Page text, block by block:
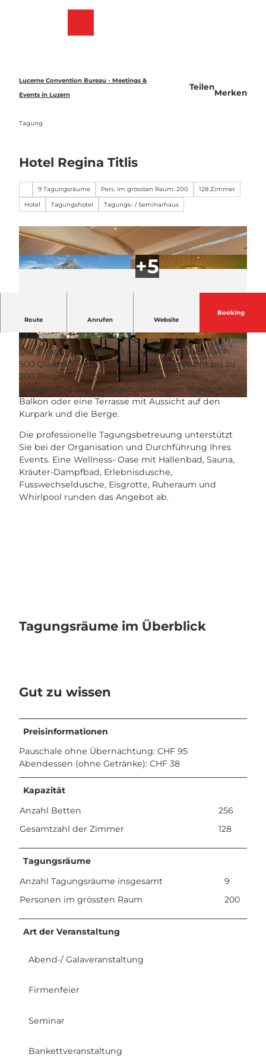
Lucerne Convention Bureau - Meetings &
Events in Luzern
Tagung
Teilen
Merken
Hotel Regina Titlis
9 Tagungsräume Pers. im grössten Raum: 200 128 Zimmer
Hotel Tagungshotel Tagungs- / Seminarhaus
© swisshotel
© H+ Hotel & SPA Engelberg |CC-BY-NC-ND © swisshotel
Route Anrufen Website
Booking
Modernes, komfortables, zentral gelegenes Hotel
mit einem grossen kulinarischen Angebot.
Die 7 Tagungsräume mit einer Gesamtfläche von
500 Quadratmetern und Platz für insgesamt bis zu
200 Personen sind mit moderner Technik
ausgestattet und verfügen über einen eigenen
Balkon oder eine Terrasse mit Aussicht auf den
Kurpark und die Berge.
Die professionelle Tagungsbetreuung unterstützt
Sie bei der Organisation und Durchführung Ihres
Events. Eine Wellness- Oase mit Hallenbad, Sauna,
Kräuter-Dampfbad, Erlebnisdusche,
Fusswechseldusche, Eisgrotte, Ruheraum und
Whirlpool runden das Angebot ab.
Tagungsräume im Überblick
Gut zu wissen
Preisinformationen
Pauschale ohne Übernachtung: CHF 95
Abendessen (ohne Getränke): CHF 38
Kapazität
Anzahl Betten
256
Gesamtzahl der Zimmer
128
Tagungsräume
Anzahl Tagungsräume insgesamt
9
Personen im grössten Raum
200
Art der Veranstaltung
Abend-/ Galaveranstaltung
Firmenfeier
Seminar
Bankettveranstaltung